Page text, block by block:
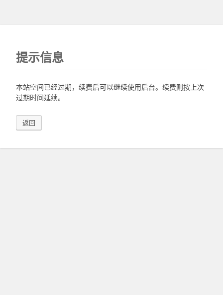
提示信息
本站空间已经过期，续费后可以继续使用后台。续费则按上次
过期时间延续。
返回